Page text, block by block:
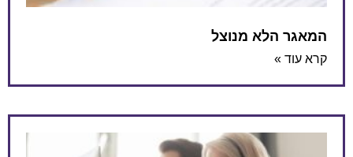
המאגר הלא מנוצל
קרא עוד »